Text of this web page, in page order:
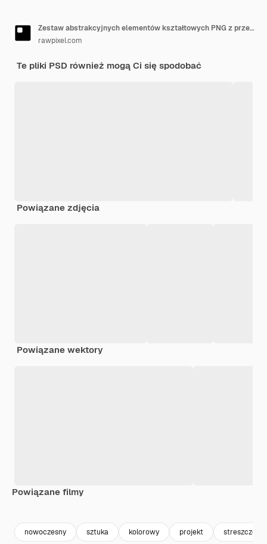
Zestaw abstrakcyjnych elementów kształtowych PNG z przezroczystym tłem
rawpixel.com
Te pliki PSD również mogą Ci się spodobać
Powiązane zdjęcia
Powiązane wektory
Powiązane filmy
nowoczesny sztuka kolorowy projekt streszczenie